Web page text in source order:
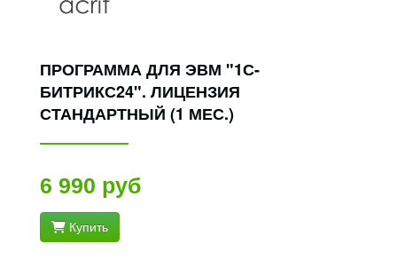
ПРОГРАММА ДЛЯ ЭВМ "1С-
БИТРИКС24". ЛИЦЕНЗИЯ
СТАНДАРТНЫЙ (1 МЕС.)
6 990 руб
Купить